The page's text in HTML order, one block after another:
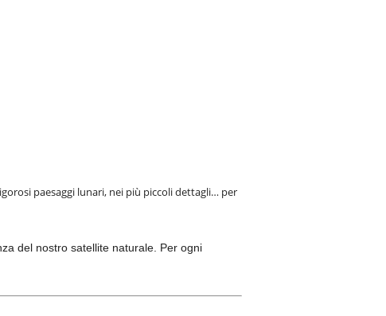
paesaggi lunari, nei più piccoli dettagli… per
del nostro satellite naturale. Per ogni